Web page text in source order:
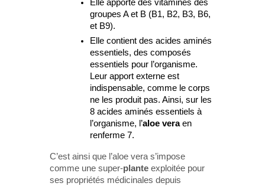
Elle apporte des vitamines des
groupes A et B (B1, B2, B3, B6,
et B9).
Elle contient des acides aminés
essentiels, des composés
essentiels pour l’organisme.
Leur apport externe est
indispensable, comme le corps
ne les produit pas. Ainsi, sur les
8 acides aminés essentiels à
l’organisme, l’aloe veraen
renferme 7.
C’est ainsi que l’aloe vera s’impose
comme une super-plante exploitée pour
ses propriétés médicinales depuis